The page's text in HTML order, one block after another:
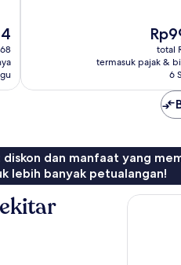
Harga
total
termasuk pajak &
6
dan manfaat yang
lebih banyak petualangan!